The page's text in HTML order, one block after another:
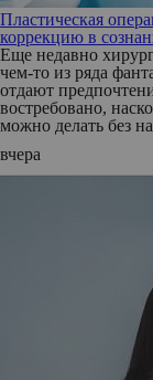
Пластическая
коррекцию в
Еще недавно
чем-то из ряда
отдают
востребовано,
можно делать без
вчера